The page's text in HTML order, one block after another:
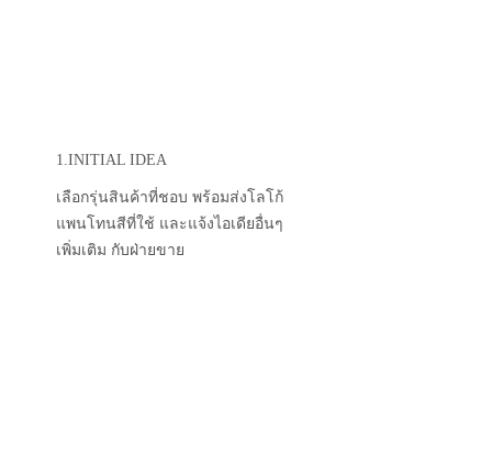
1.INITIAL IDEA
เลือกรุ่นสินค้าที่ชอบ พร้อมส่งโลโก้
แพนโทนสีที่ใช้ และแจ้งไอเดียอื่นๆ
เพิ่มเติม กับฝ่ายขาย